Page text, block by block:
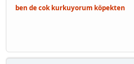
ben de cok kurkuyorum köpekten